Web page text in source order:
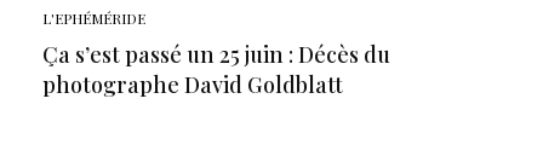
L'EPHÉMÉRIDE
Ça s’est passé un 25 juin : Décès du
photographe David Goldblatt